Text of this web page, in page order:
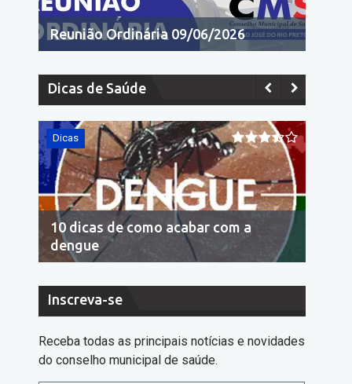
Reunião Ordinária 09/06/2026
Dicas de Saúde
Dicas
10 dicas de como acabar com a
dengue
Inscreva-se
Receba todas as principais notícias e novidades
do conselho municipal de saúde.